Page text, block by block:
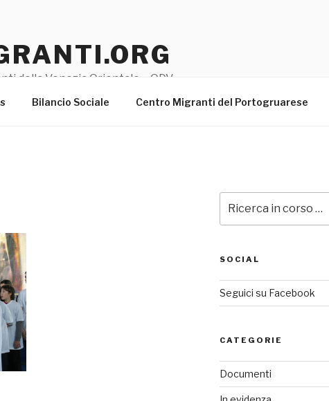
della Venezia Orientale – ODV
Bilancio Sociale Centro Migranti del Portogruarese
SOCIAL
Seguici su Facebook
CATEGORIE
Documenti